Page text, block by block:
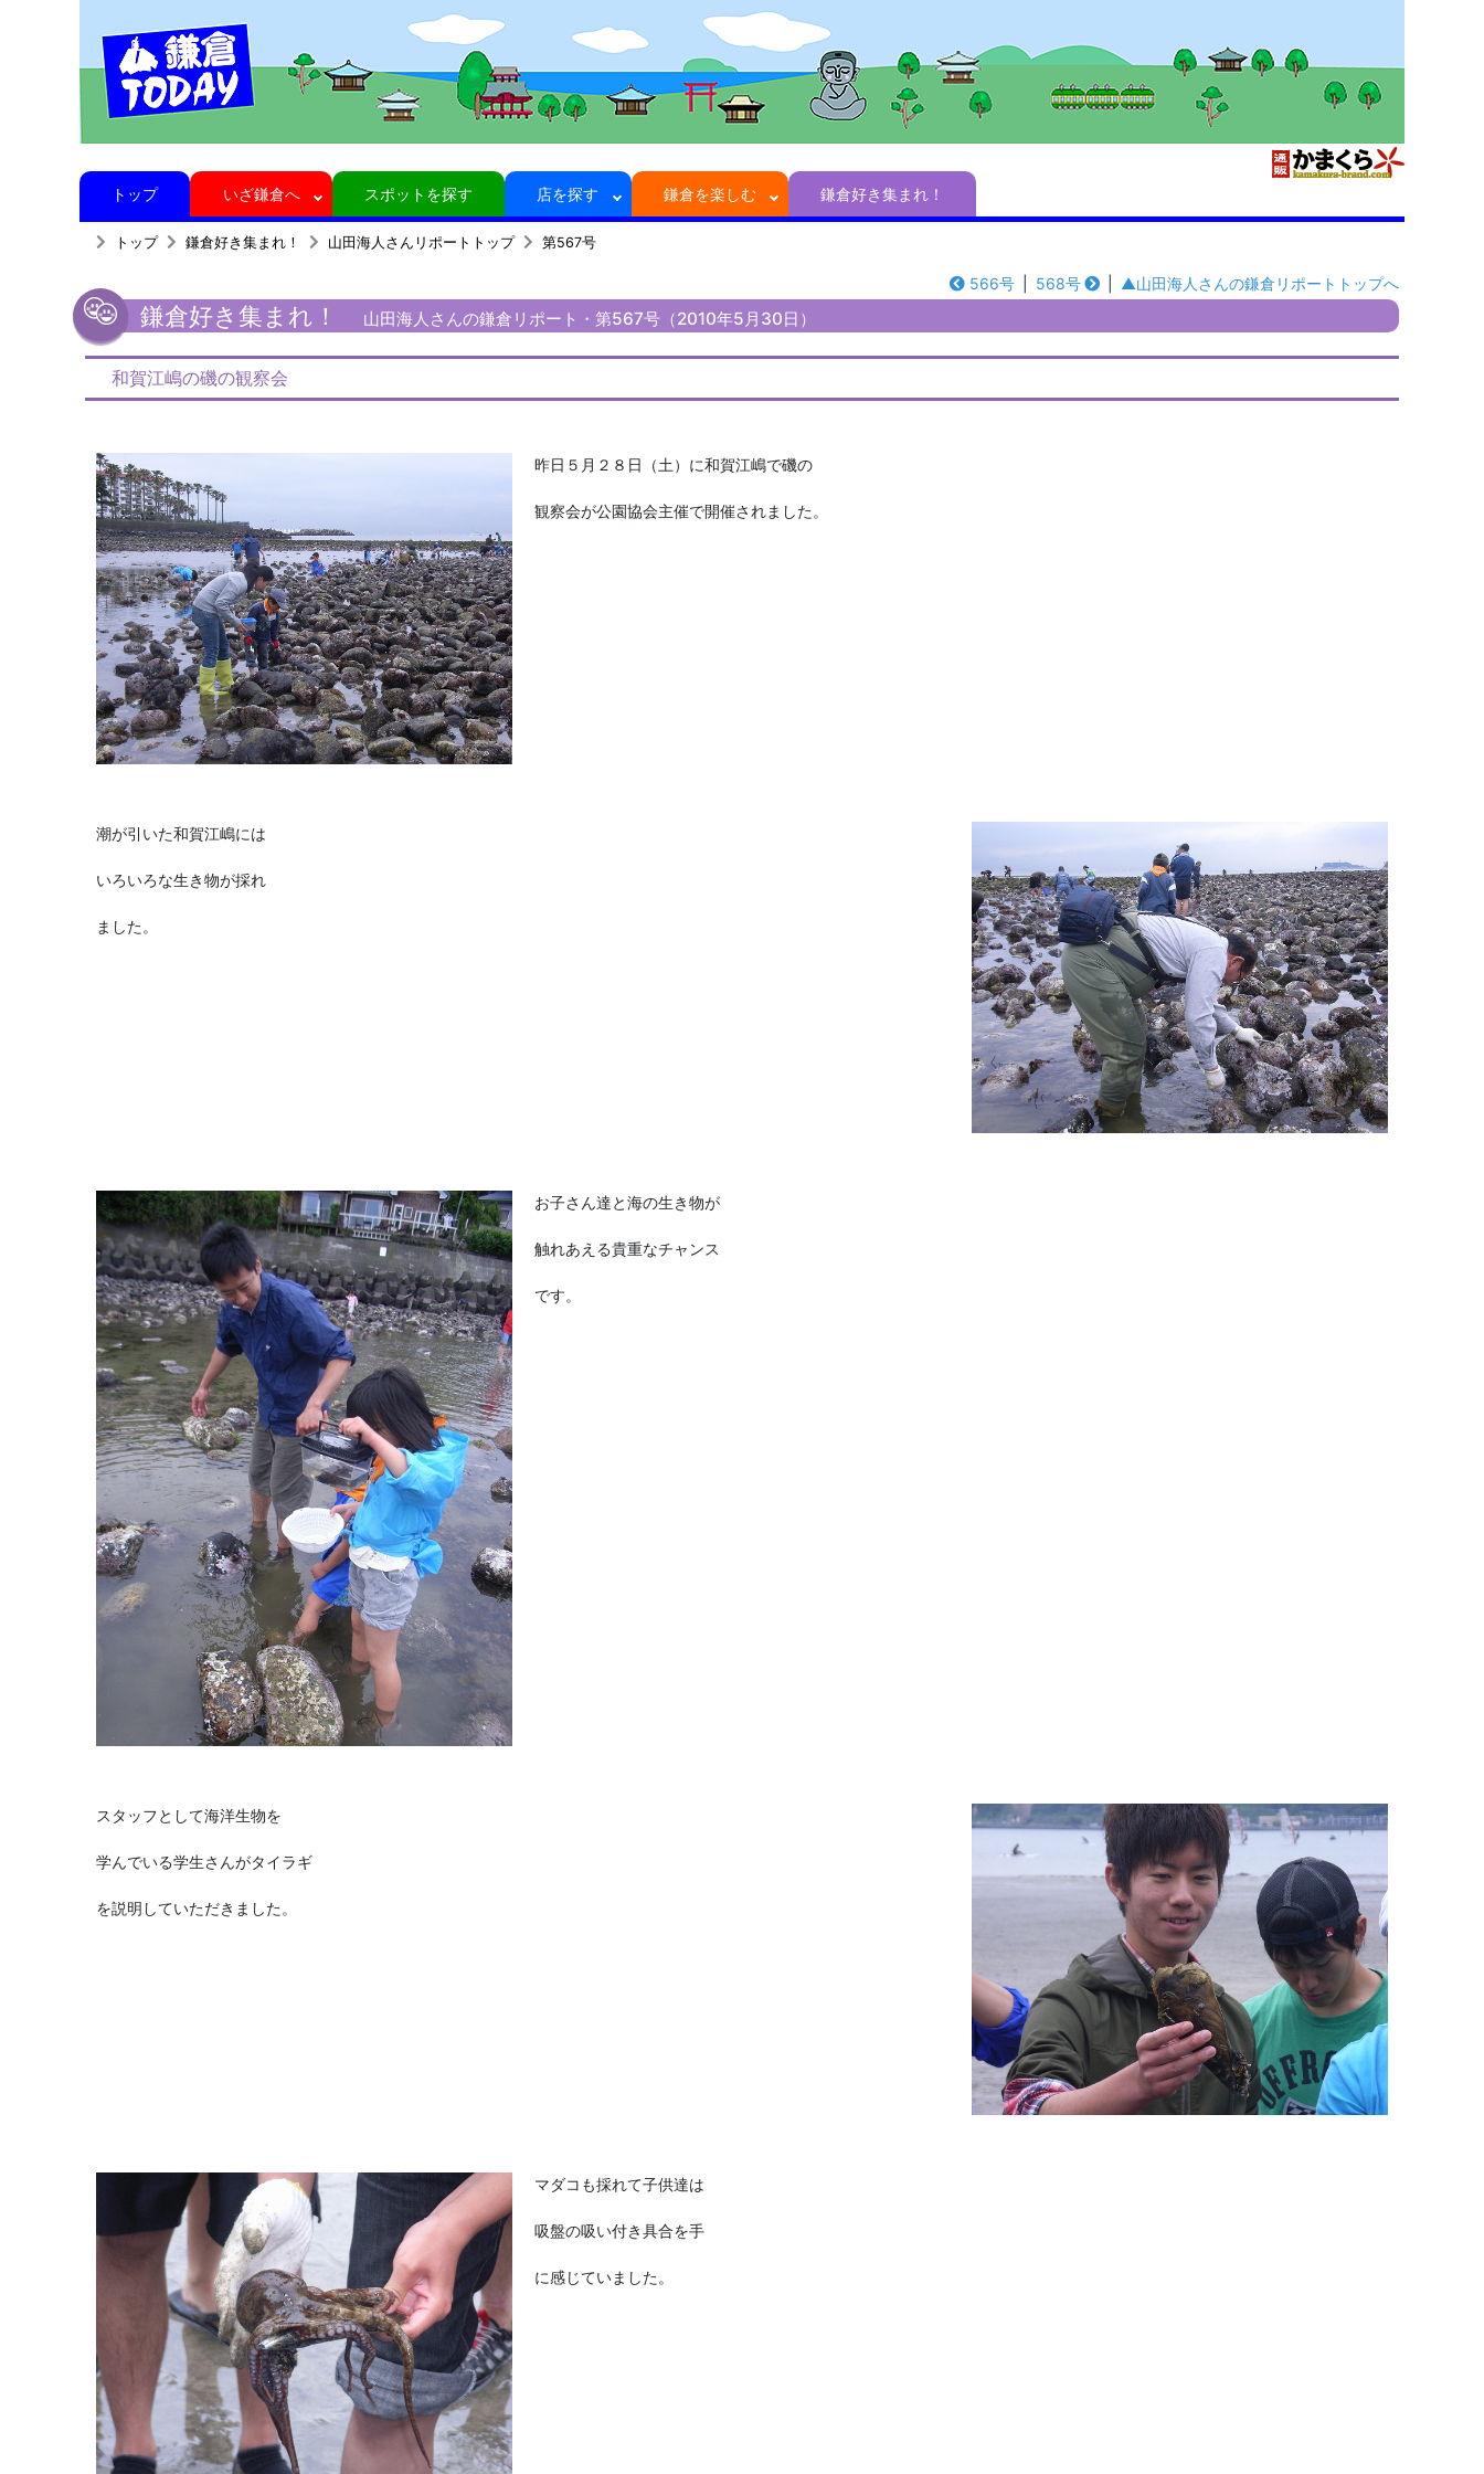
トップ いざ鎌倉へ スポットを探す 店を探す 鎌倉を楽しむ 鎌倉好き集まれ！
トップ 鎌倉好き集まれ！ 山田海人さんリポートトップ 第567号
566号 568号 ▲山田海人さんの鎌倉リポートトップへ
鎌倉好き集まれ！ 山田海人さんの鎌倉リポート・第567号（2010年5月30日）
和賀江嶋の磯の観察会
昨日５月２８日（土）に和賀江嶋で磯の
観察会が公園協会主催で開催されました。
潮が引いた和賀江嶋には
いろいろな生き物が採れ
ました。
お子さん達と海の生き物が
触れあえる貴重なチャンス
です。
スタッフとして海洋生物を
学んでいる学生さんがタイラギ
を説明していただきました。
マダコも採れて子供達は
吸盤の吸い付き具合を手
に感じていました。